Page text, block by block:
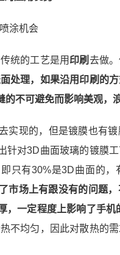
涂机会
统的工艺是用 印刷 去做
处理，如果沿用印刷的
不可避免而影响美观，
实现的，但是镀膜也有
针对3D曲面玻璃的镀膜
只有30%是3D曲面的，
市场上有跟没有的问题
一定程度上影响了手机
不均匀，因此对散热的